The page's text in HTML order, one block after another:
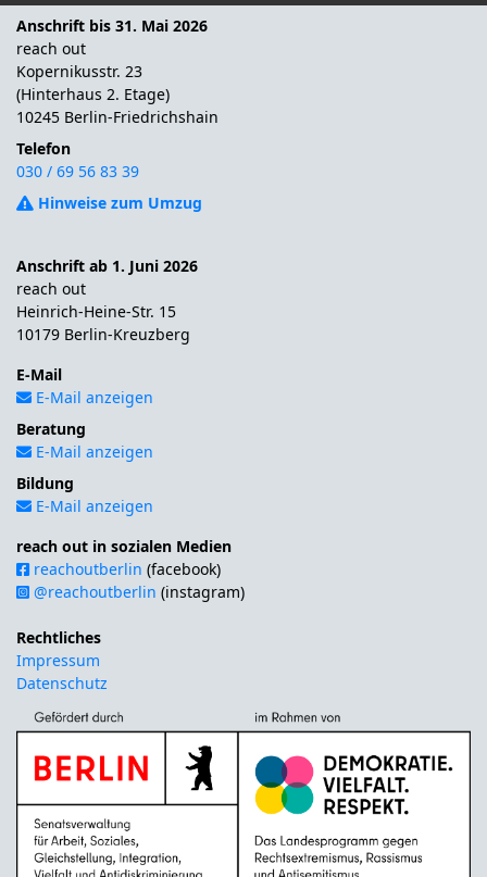
Anschrift bis 31. Mai 2026
reach out
Kopernikusstr. 23
(Hinterhaus 2. Etage)
10245 Berlin-Friedrichshain
Telefon
030 / 69 56 83 39
Hinweise zum Umzug
Anschrift ab 1. Juni 2026
reach out
Heinrich-Heine-Str. 15
10179 Berlin-Kreuzberg
E-Mail
E-Mail anzeigen
Beratung
E-Mail anzeigen
Bildung
E-Mail anzeigen
reach out in sozialen Medien
reachoutberlin (facebook)
@reachoutberlin (instagram)
Rechtliches
Impressum
Datenschutz